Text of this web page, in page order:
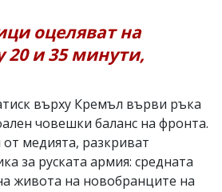
оцеляват на
и 35 минути,
върху Кремъл върви ръка
човешки баланс на фронта.
медията, разкриват
за руската армия: средната
живота на новобранците на